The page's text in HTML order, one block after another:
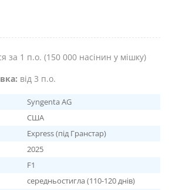
за 1 п.о. (150 000 насінин у мішку)
від 3 п.о.
Syngenta AG
США
Express (під Гранстар)
2025
F1
середньостигла (110-120 днів)